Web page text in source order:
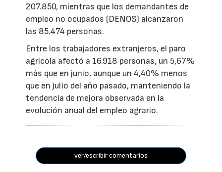
207.850, mientras que los demandantes de
empleo no ocupados (DENOS) alcanzaron
las 85.474 personas.
Entre los trabajadores extranjeros, el paro
agrícola afectó a 16.918 personas, un 5,67%
más que en junio, aunque un 4,40% menos
que en julio del año pasado, manteniendo la
tendencia de mejora observada en la
evolución anual del empleo agrario.
ver/escribir comentarios